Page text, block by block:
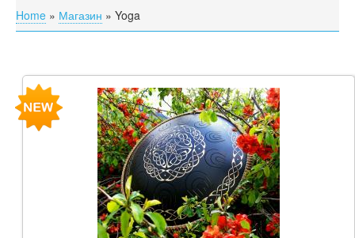
ДИЗАЙНЫ
ИНФОРМАЦИЯ
You are here
Home » Магазин » Yoga